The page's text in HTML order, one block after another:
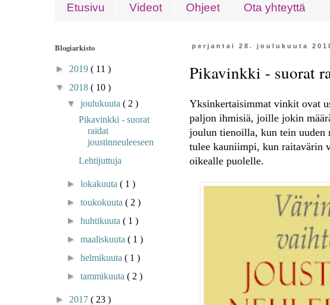
Etusivu Videot Ohjeet Ota yhteyttä
perjantai 28. joulukuuta
Pikavinkki - suorat
Yksinkertaisimmat vinkit ovat
paljon ihmisiä, joille jokin
joulun tienoilla, kun tein uuden
tulee kauniimpi, kun raitavärin
oikealle puolelle.
Blogiarkisto
► 2019 ( 11 )
▼ 2018 ( 10 )
▼joulukuuta( 2 )
Pikavinkki - suorat
raidat
joustinneuleeseen
Lehtijuttuja
►lokakuuta( 1 )
►toukokuuta( 2 )
►huhtikuuta( 1 )
►maaliskuuta( 1 )
►helmikuuta( 1 )
►tammikuuta( 2 )
► 2017 ( 23 )